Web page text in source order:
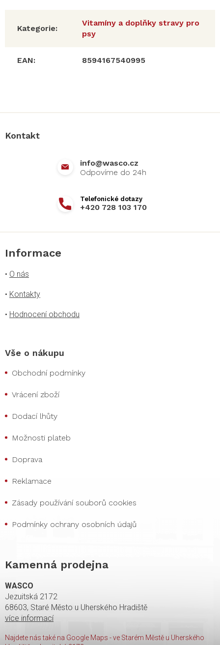
Kategorie:
Vitamíny a doplňky stravy pro
psy
EAN: 8594167540995
Kontakt
info@wasco.cz
+420 728 103 170
Informace
• O nás
• Kontakty
• Hodnocení obchodu
Vše o nákupu
Obchodní podmínky
Vrácení zboží
Dodací lhůty
Možnosti plateb
Doprava
Reklamace
Zásady používání souborů cookies
Podmínky ochrany osobních údajů
Kamenná prodejna
WASCO
Jezuitská 2172
68603, Staré Město u Uherského Hradiště
více informací
Najdete nás také na Google Maps - ve Starém Městě u Uherského